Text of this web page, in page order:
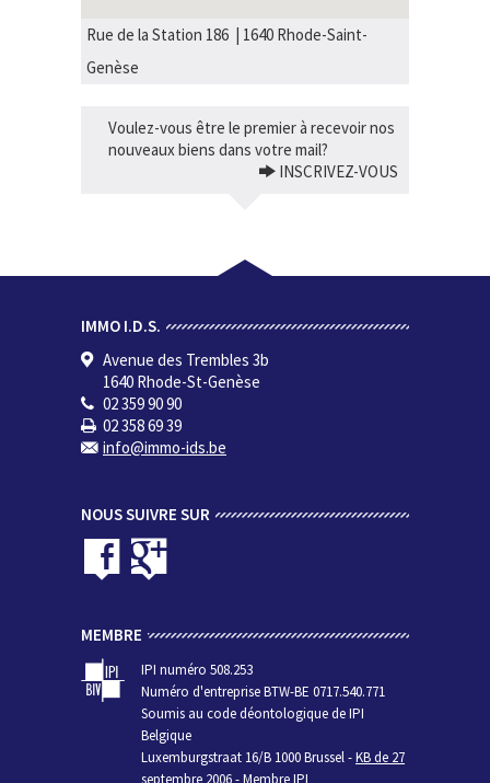
Rue de la Station 186 | 1640 Rhode-Saint-
Genèse
Voulez-vous être le premier à recevoir nos
nouveaux biens dans votre mail?
INSCRIVEZ-VOUS
IMMO I.D.S.
Avenue des Trembles 3b
1640 Rhode-St-Genèse
02 359 90 90
02 358 69 39
info@immo-ids.be
NOUS SUIVRE SUR
MEMBRE
IPI numéro 508.253
Numéro d'entreprise BTW-BE 0717.540.771
Soumis au code déontologique de IPI
Belgique
Luxemburgstraat 16/B 1000 Brussel -KB de 27